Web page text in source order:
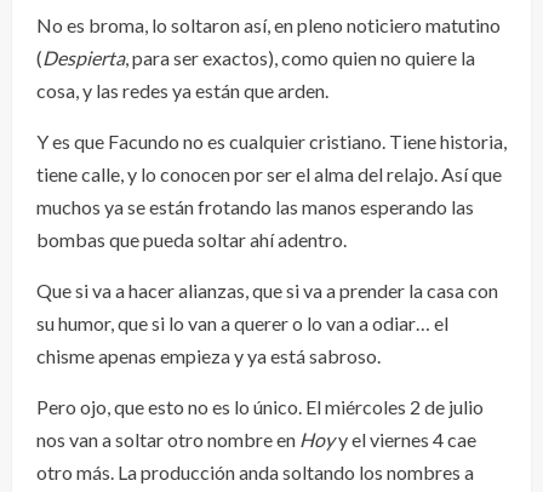
No es broma, lo soltaron así, en pleno noticiero matutino
(Despierta, para ser exactos), como quien no quiere la
cosa, y las redes ya están que arden.
Y es que Facundo no es cualquier cristiano. Tiene historia,
tiene calle, y lo conocen por ser el alma del relajo. Así que
muchos ya se están frotando las manos esperando las
bombas que pueda soltar ahí adentro.
Que si va a hacer alianzas, que si va a prender la casa con
su humor, que si lo van a querer o lo van a odiar… el
chisme apenas empieza y ya está sabroso.
Pero ojo, que esto no es lo único. El miércoles 2 de julio
nos van a soltar otro nombre en Hoyy el viernes 4 cae
otro más. La producción anda soltando los nombres a